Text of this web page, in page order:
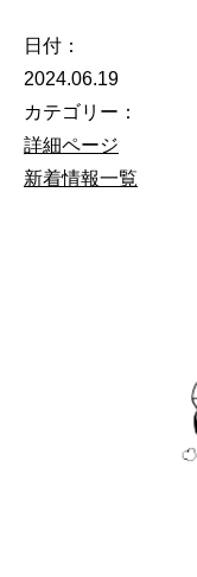
日付：
2024.06.19
カテゴリー：
詳細ページ
新着情報一覧